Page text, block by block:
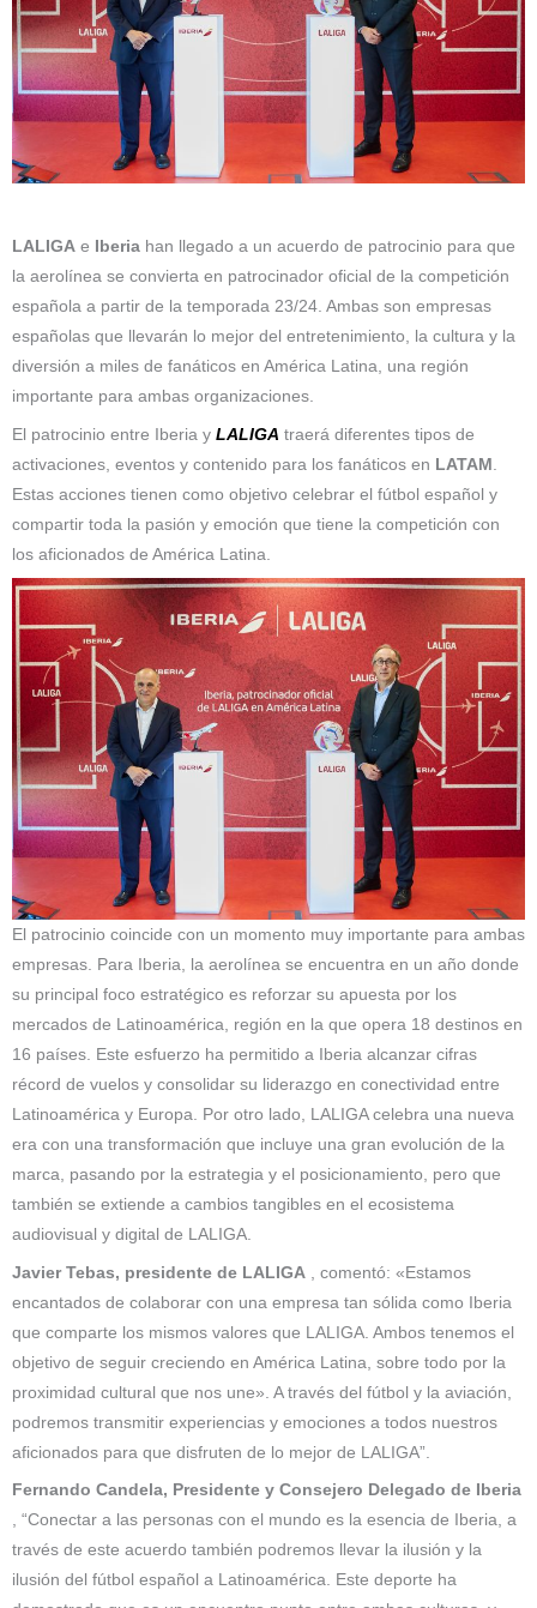
LALIGA e Iberia han llegado a un acuerdo de patrocinio para que
la aerolínea se convierta en patrocinador oficial de la competición
española a partir de la temporada 23/24. Ambas son empresas
españolas que llevarán lo mejor del entretenimiento, la cultura y la
diversión a miles de fanáticos en América Latina, una región
importante para ambas organizaciones.
El patrocinio entre Iberia y LALIGA traerá diferentes tipos de
activaciones, eventos y contenido para los fanáticos en LATAM
Estas acciones tienen como objetivo celebrar el fútbol español y
compartir toda la pasión y emoción que tiene la competición con
los aficionados de América Latina.
El patrocinio coincide con un momento muy importante para ambas
empresas. Para Iberia, la aerolínea se encuentra en un año donde
su principal foco estratégico es reforzar su apuesta por los
mercados de Latinoamérica, región en la que opera 18 destinos en
16 países. Este esfuerzo ha permitido a Iberia alcanzar cifras
récord de vuelos y consolidar su liderazgo en conectividad entre
Latinoamérica y Europa. Por otro lado, LALIGA celebra una nueva
era con una transformación que incluye una gran evolución de la
marca, pasando por la estrategia y el posicionamiento, pero que
también se extiende a cambios tangibles en el ecosistema
audiovisual y digital de LALIGA.
Javier Tebas, presidente de LALIGA , comentó: «Estamos
encantados de colaborar con una empresa tan sólida como Iberia
que comparte los mismos valores que LALIGA. Ambos tenemos el
objetivo de seguir creciendo en América Latina, sobre todo por la
proximidad cultural que nos une». A través del fútbol y la aviación,
podremos transmitir experiencias y emociones a todos nuestros
aficionados para que disfruten de lo mejor de LALIGA”.
Fernando Candela, Presidente y Consejero Delegado de Iberia
, “Conectar a las personas con el mundo es la esencia de Iberia, a
través de este acuerdo también podremos llevar la ilusión y la
ilusión del fútbol español a Latinoamérica. Este deporte ha